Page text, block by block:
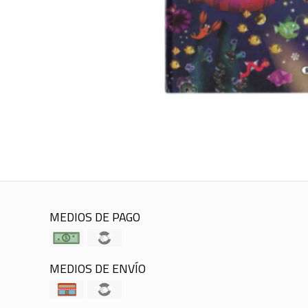
MEDIOS DE PAGO
MEDIOS DE ENVÍO